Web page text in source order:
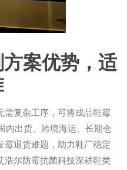
案优势，适
需复杂工序，可将成品鞋霉
内出货、跨境海运、长期仓
霉退货难题，助力鞋厂稳定
浩尔防霉抗菌科技深耕鞋类